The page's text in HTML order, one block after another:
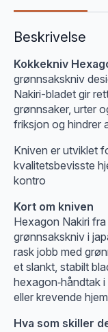
Beskrivelse
Kokkekniv
grønnsakskniv
Nakiri-bladet gir
grønnsaker, urter
friksjon og hindrer
Kniven er utviklet
kvalitetsbevisste
kontro
Kort om kniven
Hexagon Nakiri
grønnsakskniv i
rask jobb med
et slankt, stabilt
hexagon‑håndtak
eller krevende
Hva som skiller